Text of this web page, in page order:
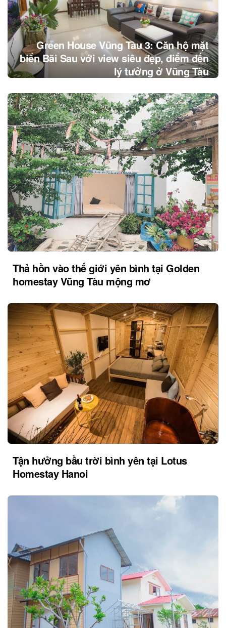
Green House Vũng Tàu 3: Căn hộ mặt
biển Bãi Sau với view siêu đẹp, điểm đến
lý tưởng ở Vũng Tàu
Thả hồn vào thế giới yên bình tại Golden
homestay Vũng Tàu mộng mơ
Tận hưởng bầu trời bình yên tại Lotus
Homestay Hanoi